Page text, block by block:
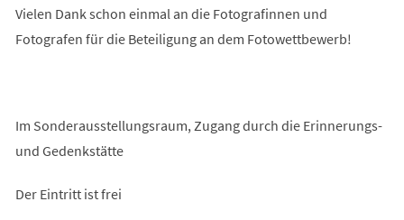
Vielen Dank schon einmal an die Fotografinnen und
Fotografen für die Beteiligung an dem Fotowettbewerb!
Im Sonderausstellungsraum, Zugang durch die Erinnerungs-
und Gedenkstätte
Der Eintritt ist frei